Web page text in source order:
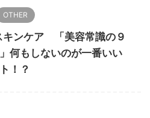
OTHER
キンケア 「美容常識の９
何もしないのが一番いい
！？